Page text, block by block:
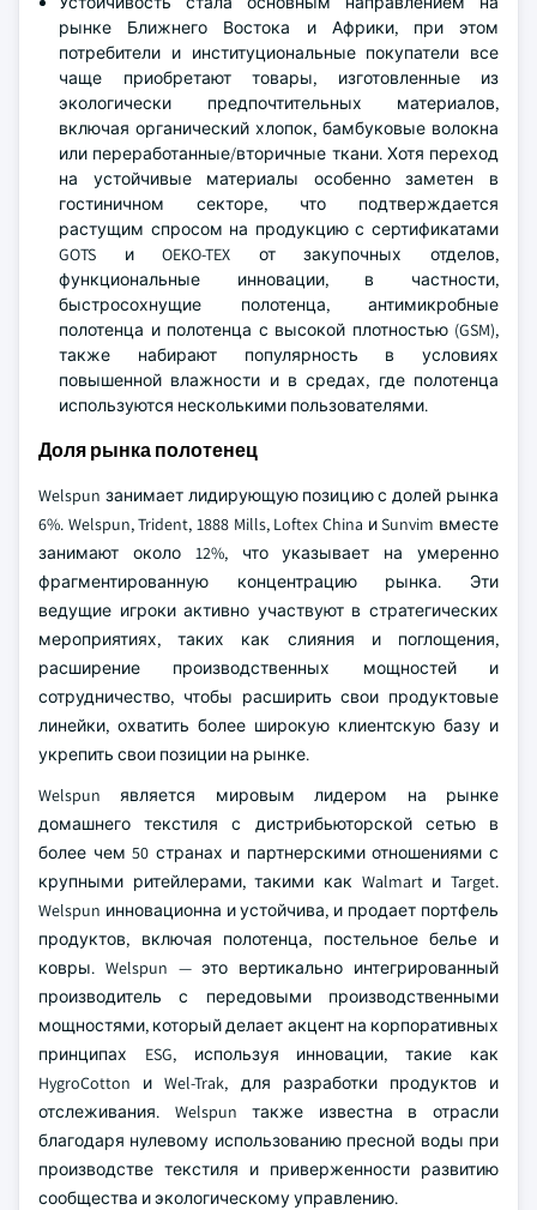
рынке Ближнего Востока и Африки, при этом
потребители и институциональные покупатели все
чаще приобретают товары, изготовленные из
экологически предпочтительных материалов,
включая органический хлопок, бамбуковые волокна
или переработанные/вторичные ткани. Хотя переход
на устойчивые материалы особенно заметен в
гостиничном секторе, что подтверждается
растущим спросом на продукцию с сертификатами
GOTS и OEKO-TEX от закупочных отделов,
функциональные инновации, в частности,
быстросохнущие полотенца, антимикробные
полотенца и полотенца с высокой плотностью (GSM),
также набирают популярность в условиях
повышенной влажности и в средах, где полотенца
используются несколькими пользователями.
Доля рынка полотенец
Welspun занимает лидирующую позицию с долей рынка
6%. Welspun, Trident, 1888 Mills, Loftex China и Sunvim вместе
занимают около 12%, что указывает на умеренно
фрагментированную концентрацию рынка. Эти
ведущие игроки активно участвуют в стратегических
мероприятиях, таких как слияния и поглощения,
расширение производственных мощностей и
сотрудничество, чтобы расширить свои продуктовые
линейки, охватить более широкую клиентскую базу и
укрепить свои позиции на рынке.
Welspun является мировым лидером на рынке
домашнего текстиля с дистрибьюторской сетью в
более чем 50 странах и партнерскими отношениями с
крупными ритейлерами, такими как Walmart и Target.
Welspun инновационна и устойчива, и продает портфель
продуктов, включая полотенца, постельное белье и
ковры. Welspun — это вертикально интегрированный
производитель с передовыми производственными
мощностями, который делает акцент на корпоративных
принципах ESG, используя инновации, такие как
HygroCotton и Wel-Trak, для разработки продуктов и
отслеживания. Welspun также известна в отрасли
благодаря нулевому использованию пресной воды при
производстве текстиля и приверженности развитию
сообщества и экологическому управлению.